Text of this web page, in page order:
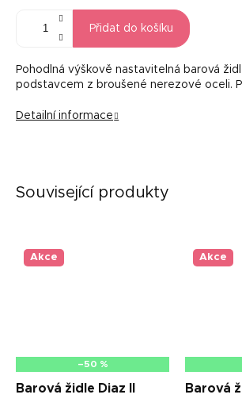
Přidat do košíku
Pohodlná výškově nastavitelná barová
podstavcem z broušené nerezové oceli.
Detailní informace
Související produkty
Akce
–50 %
Barová židle Diaz II
Akce
Barová